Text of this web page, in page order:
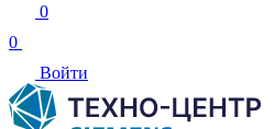
0
0
Войти